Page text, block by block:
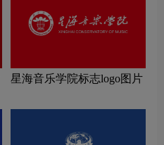
星海音乐学院标志logo图片